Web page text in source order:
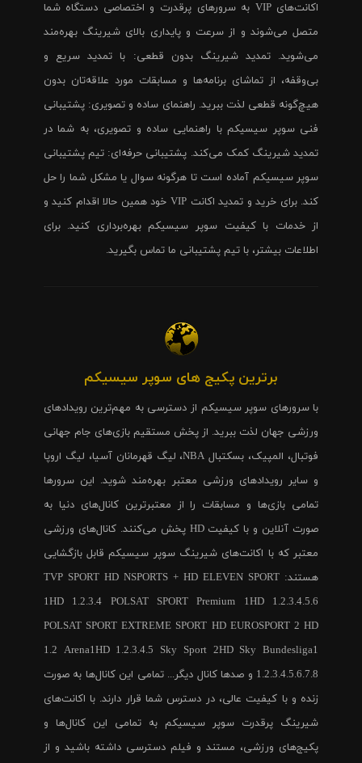
اکانت‌های VIP به سرورهای پرقدرت و اختصاصی دستگاه شما
متصل می‌شوند و از سرعت و پایداری بالای شیرینگ بهره‌مند
می‌شوید. تمدید شیرینگ بدون قطعی: با تمدید سریع و
بی‌وقفه، از تماشای برنامه‌ها و مسابقات مورد علاقه‌تان بدون
هیچ‌گونه قطعی لذت ببرید. راهنمای ساده و تصویری: پشتیبانی
فنی سوپر سیسیکم با راهنمایی ساده و تصویری، به شما در
تمدید شیرینگ کمک می‌کند. پشتیبانی حرفه‌ای: تیم پشتیبانی
سوپر سیسیکم آماده است تا هرگونه سوال یا مشکل شما را حل
کند. برای خرید و تمدید اکانت VIP خود همین حالا اقدام کنید و
از خدمات با کیفیت سوپر سیسیکم بهره‌برداری کنید. برای
اطلاعات بیشتر، با تیم پشتیبانی ما تماس بگیرید.
برترین پکیج های سوپر سیسیکم
با سرورهای سوپر سیسیکم از دسترسی به مهم‌ترین رویدادهای
ورزشی جهان لذت ببرید. از پخش مستقیم بازی‌های جام جهانی
فوتبال، المپیک، بسکتبال NBA، لیگ قهرمانان آسیا، لیگ اروپا
و سایر رویدادهای ورزشی معتبر بهره‌مند شوید. این سرورها
تمامی بازی‌ها و مسابقات را از معتبرترین کانال‌های دنیا به
صورت آنلاین و با کیفیت HD پخش می‌کنند. کانال‌های ورزشی
معتبر که با اکانت‌های شیرینگ سوپر سیسیکم قابل بازگشایی
هستند: TVP SPORT HD NSPORTS + HD ELEVEN SPORT
1HD 1.2.3.4 POLSAT SPORT Premium 1HD 1.2.3.4.5.6
POLSAT SPORT EXTREME SPORT HD EUROSPORT 2 HD
1.2 Arena1HD 1.2.3.4.5 Sky Sport 2HD Sky Bundesliga1
1.2.3.4.5.6.7.8 و صدها کانال دیگر... تمامی این کانال‌ها به صورت
زنده و با کیفیت عالی، در دسترس شما قرار دارند. با اکانت‌های
شیرینگ پرقدرت سوپر سیسیکم به تمامی این کانال‌ها و
پکیج‌های ورزشی، مستند و فیلم دسترسی داشته باشید و از